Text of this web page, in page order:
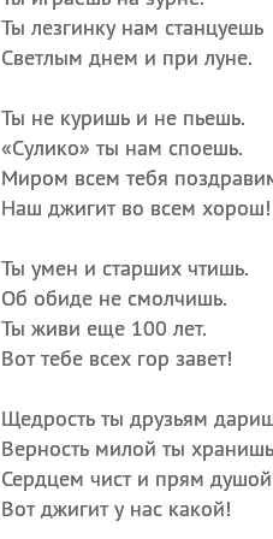
Ты лезгинку нам станцуешь
Светлым днем и при луне.
Ты не куришь и не пьешь.
«Сулико» ты нам споешь.
Миром всем тебя
Наш джигит во всем хорош!
Ты умен и старших чтишь.
Об обиде не смолчишь.
Ты живи еще 100 лет.
Вот тебе всех гор завет!
Щедрость ты друзьям
Верность милой ты
Сердцем чист и прям
Вот джигит у нас какой!